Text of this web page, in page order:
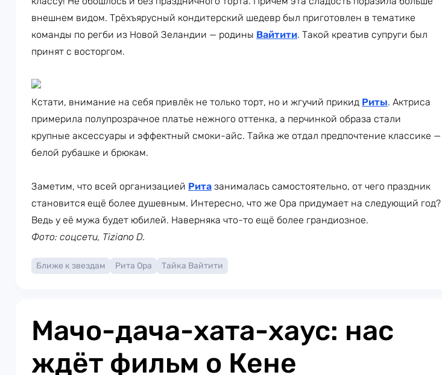
внешнем видом. Трёхъярусный кондитерский шедевр был приготовлен в тематике
команды по регби из Новой Зеландии — родины Вайтити. Такой креатив супруги был
принят с восторгом.
Кстати, внимание на себя привлёк не только торт, но и жгучий прикид Риты. Актриса
примерила полупрозрачное платье нежного оттенка, а перчинкой образа стали
крупные аксессуары и эффектный смоки-айс. Тайка же отдал предпочтение классике —
белой рубашке и брюкам.
Заметим, что всей организацией Рита занималась самостоятельно, от чего праздник
становится ещё более душевным. Интересно, что же Ора придумает на следующий год?
Ведь у её мужа будет юбилей. Наверняка что-то ещё более грандиозное.
Фото: соцсети, Tiziano D.
Ближе к звездам Рита Ора Тайка Вайтити
Мачо-дача-хата-хаус: нас
ждёт фильм о Кене